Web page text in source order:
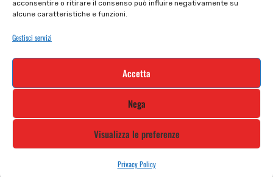
acconsentire o ritirare il consenso può influire negativamente su
alcune caratteristiche e funzioni.
Gestisci servizi
Accetta
Nega
Visualizza le preferenze
Privacy Policy
Iscriviti alla nostra newsletter e rimani